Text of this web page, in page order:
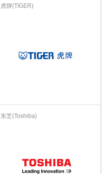
虎牌(TIGER)
东芝(Toshiba)